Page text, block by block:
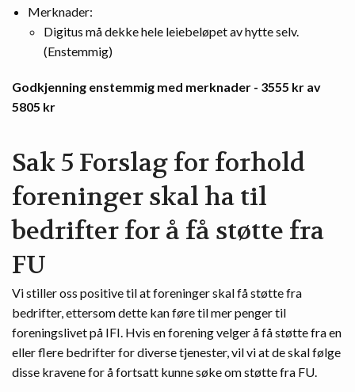
Merknader:
Digitus må dekke hele leiebeløpet av hytte selv.
(Enstemmig)
Godkjenning enstemmig med merknader - 3555 kr av
5805 kr
Sak 5 Forslag for forhold
foreninger skal ha til
bedrifter for å få støtte fra
FU
Vi stiller oss positive til at foreninger skal få støtte fra
bedrifter, ettersom dette kan føre til mer penger til
foreningslivet på IFI. Hvis en forening velger å få støtte fra en
eller flere bedrifter for diverse tjenester, vil vi at de skal følge
disse kravene for å fortsatt kunne søke om støtte fra FU.